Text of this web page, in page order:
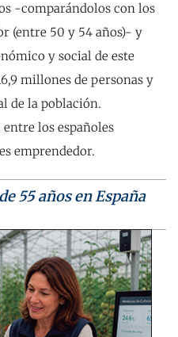
-comparándolos con los
(entre 50 y 54 años)- y
y social de este
millones de personas y
de la población.
los españoles
emprendedor.
55 años en España